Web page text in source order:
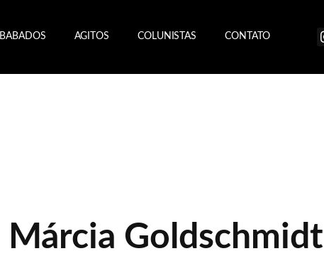
BABADOS AGITOS COLUNISTAS CONTATO
Márcia Goldschmidt